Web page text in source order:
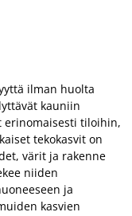
ilman huolta
kauniin
erinomaisesti tiloihin,
tekokasvit on
värit ja rakenne
niiden
ja
kasvien